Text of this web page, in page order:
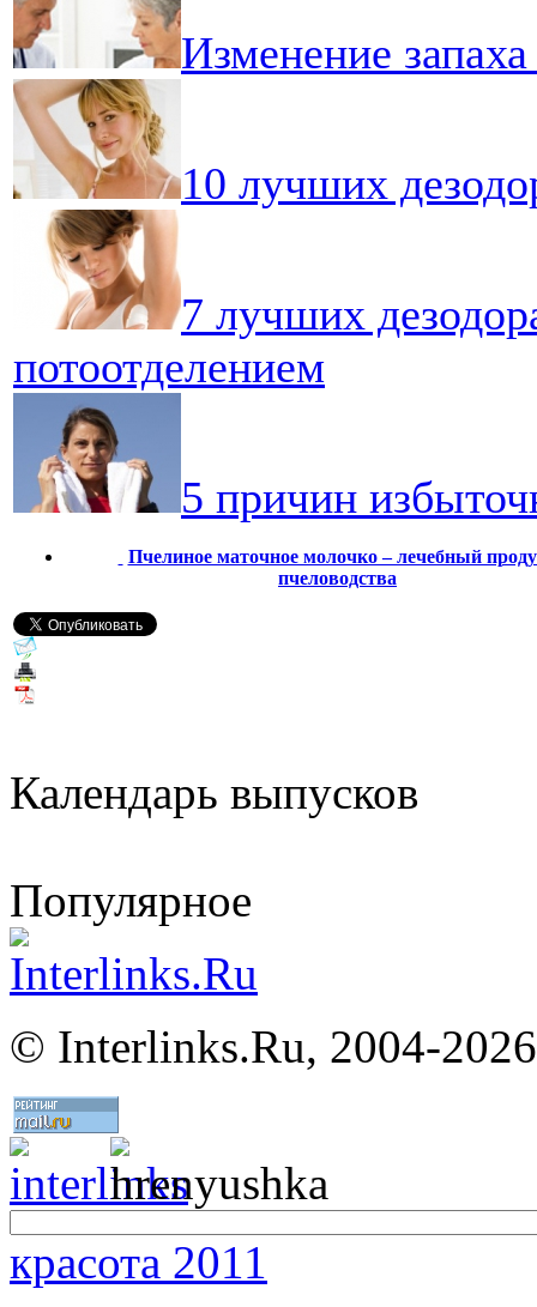
Изменение
10 лучших
7 лучших
потоотделением
5 причин
Пчелиное маточное молочко – лечебный
пчеловодства
Календарь выпусков
Популярное
© Interlinks.Ru, 2004-2026
красота 2011